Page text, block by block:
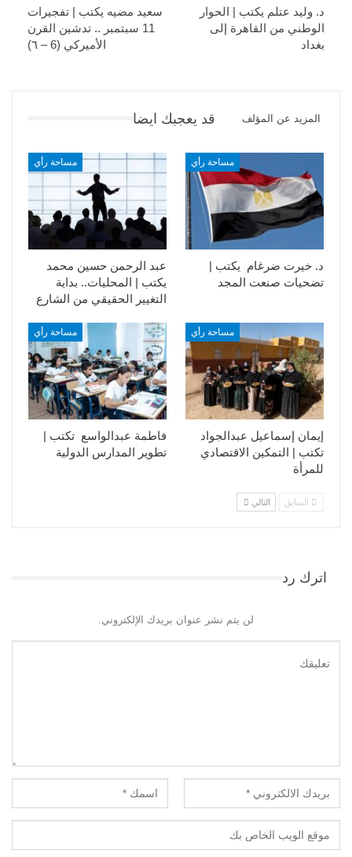
سعيد مضيه يكتب | تفجيرات
11 سبتمبر .. تدشين القرن
الأميركي (6 – ٦)
د. وليد عتلم يكتب | الحوار
الوطني من القاهرة إلى
بغداد
قد يعجبك ايضا المزيد عن المؤلف
مساحة رأي
عبد الرحمن حسين محمد
يكتب | المحليات.. بداية
التغيير الحقيقي من الشارع
مساحة رأي
د. خيرت ضرغام يكتب |
تضحيات صنعت المجد
مساحة رأي
فاطمة عبدالواسع تكتب |
تطوير المدارس الدولية
مساحة رأي
إيمان إسماعيل عبدالجواد
تكتب | التمكين الاقتصادي
للمرأة
السابق التالي
اترك رد
لن يتم نشر عنوان بريدك الإلكتروني.